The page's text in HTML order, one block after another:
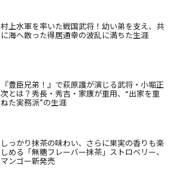
村上水軍を率いた戦国武将！幼い弟を支え、共
に海へ散った得居通幸の波乱に満ちた生涯
『豊臣兄弟！』で萩原護が演じる武将・小堀正
次とは？秀長・秀吉・家康が重用、“出家を重
ねた実務派”の生涯
しっかり抹茶の味わい、さらに果実の香りも楽
しめる「無糖フレーバー抹茶」ストロベリー、
マンゴー新発売